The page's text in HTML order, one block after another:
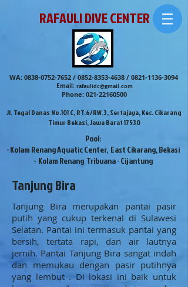
RAFAULI DIVE CENTER
WA: 0838-0752-7652/ 0852-8353-4638/ 0821-1136-3094
Email: rafaulidc@gmail.com
Phone: 021-22160500
Jl. Tegal Danas No.101 C, RT.6/RW.3, Sertajaya, Kec. Cikarang
Timur Bekasi, Jawa Barat 17530
Pool:
- Kolam Renang Aquatic Center, East Cikarang, Bekasi
- Kolam Renang Tribuana - Cijantung
Tanjung Bira
Tanjung Bira merupakan pantai pasir
putih yang cukup terkenal di Sulawesi
Selatan. Pantai ini termasuk pantai yang
bersih, tertata rapi, dan air lautnya
jernih. Pantai Tanjung Bira sangat indah
dan memukau dengan pasir putihnya
yang lembut . Di lokasi ini baik untuk